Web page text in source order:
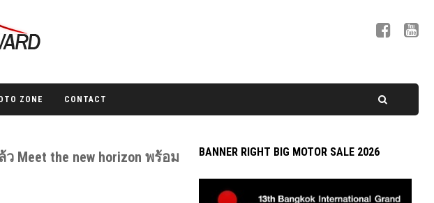
ZONE CONTACT
Meet the new horizon พร้อม
BANNER RIGHT BIG MOTOR SALE 2026